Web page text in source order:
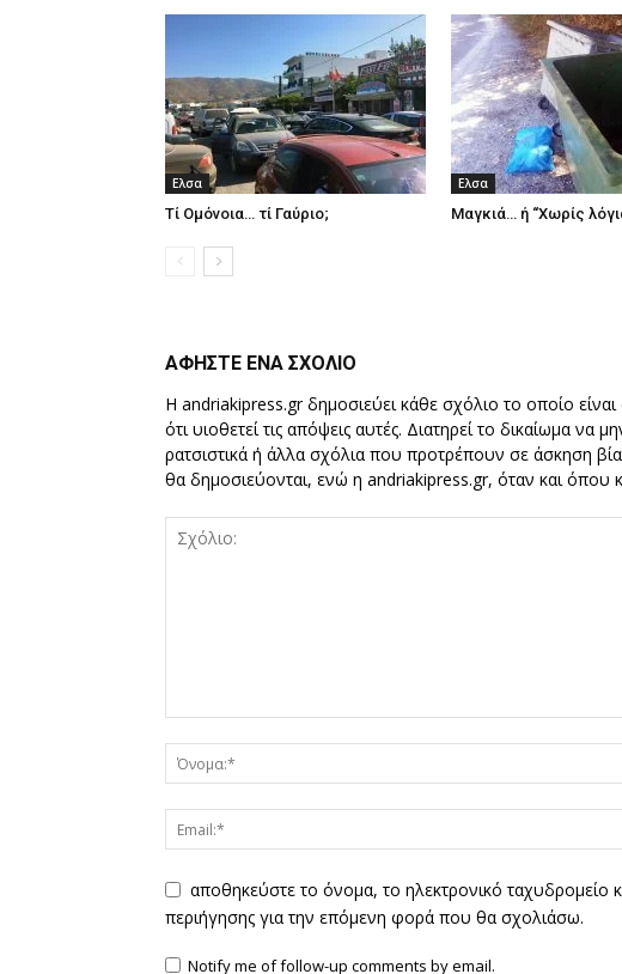
Ελσα
Τί Ομόνοια… τί Γαύριο;
Ελσα
Μαγκιά… ή “Χωρίς
ΑΦΗΣΤΕ ΕΝΑ ΣΧΟΛΙΟ
Η andriakipress.gr δημοσιεύει κάθε σχόλιο το οποίο
ότι υιοθετεί τις απόψεις αυτές. Διατηρεί το δικαίωμα να
ρατσιστικά ή άλλα σχόλια που προτρέπουν σε άσκηση
θα δημοσιεύονται, ενώ η andriakipress.gr, όταν και όπου
αποθηκεύστε το όνομα, το ηλεκτρονικό
περιήγησης για την επόμενη φορά που θα σχολιάσω.
Notify me of follow-up comments by email.